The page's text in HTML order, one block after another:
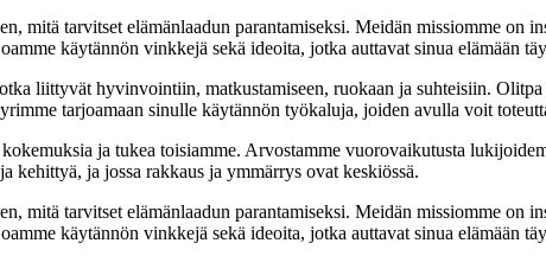
mitä tarvitset elämänlaadun parantamiseksi. Meidän missiomme on
käytännön vinkkejä sekä ideoita, jotka auttavat sinua elämään
liittyvät hyvinvointiin, matkustamiseen, ruokaan ja suhteisiin. Olitpa
tarjoamaan sinulle käytännön työkaluja, joiden avulla voit
ja tukea toisiamme. Arvostamme vuorovaikutusta
kehittyä, ja jossa rakkaus ja ymmärrys ovat keskiössä.
mitä tarvitset elämänlaadun parantamiseksi. Meidän missiomme on
käytännön vinkkejä sekä ideoita, jotka auttavat sinua elämään